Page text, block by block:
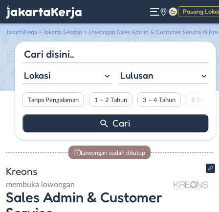
Pasang
Gelap
JakartaKerja > Jakarta Selatan > Lowongan Sales Admin & Customer Service di Kreons
Lokasi Lulusan
Tanpa Pengalaman 1 – 2 Tahun 3 – 4 Tahun 5 Tahun
Lowongan sudah ditutup
Kreons
membuka lowongan
Sales Admin & Customer